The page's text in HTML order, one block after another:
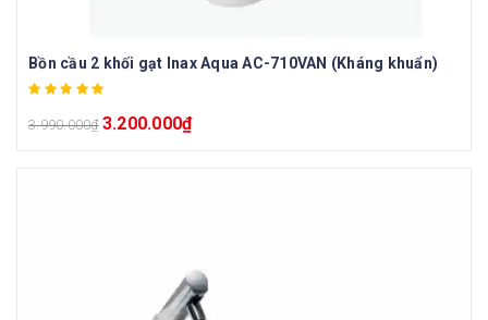
Bồn cầu 2 khối gạt Inax Aqua AC-710VAN (Kháng khuẩn)
3.990.000₫ 3.200.000₫